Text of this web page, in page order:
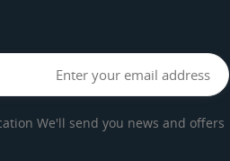
We'll send you news and offers.